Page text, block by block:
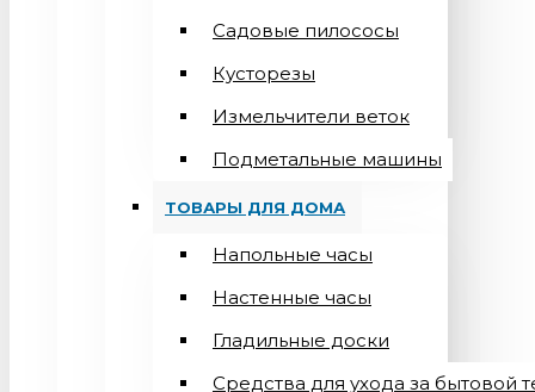
Садовые пилососы
Кусторезы
Измельчители веток
Подметальные машины
ТОВАРЫ ДЛЯ ДОМА
Напольные часы
Настенные часы
Гладильные доски
Средства для ухода за бытовой